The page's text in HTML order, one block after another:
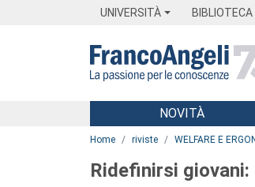
UNIVERSITÀ
Menu
NOVITÀ
Home riviste WELFARE E
Ridefinirsi